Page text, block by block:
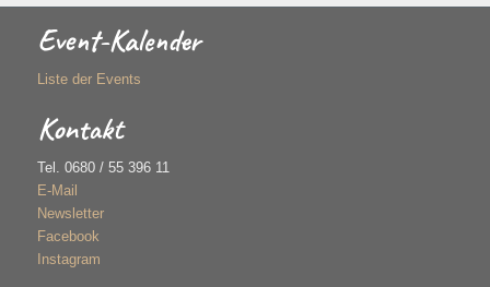
Event-Kalender
Liste der Events
Kontakt
Tel. 0680 / 55 396 11
E-Mail
Newsletter
Facebook
Instagram